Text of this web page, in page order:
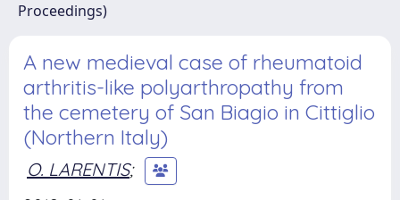
Proceedings)
A new medieval case of rheumatoid
arthritis-like polyarthropathy from
the cemetery of San Biagio in Cittiglio
(Northern Italy)
O. LARENTIS;